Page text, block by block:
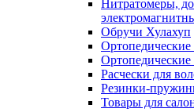
Нитратомеры,
Обручи Хулахуп
Ортопедические
Расчески для
Резинки-
Товары для